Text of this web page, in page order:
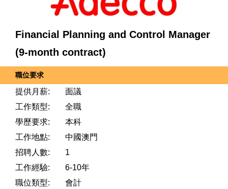
Financial Planning and Control Manager
(9-month contract)
職位要求
提供月薪:
面議
工作類型:
全職
學歷要求:
本科
工作地點:
中國澳門
招聘人數:
1
工作經驗:
6-10年
職位類型:
會計